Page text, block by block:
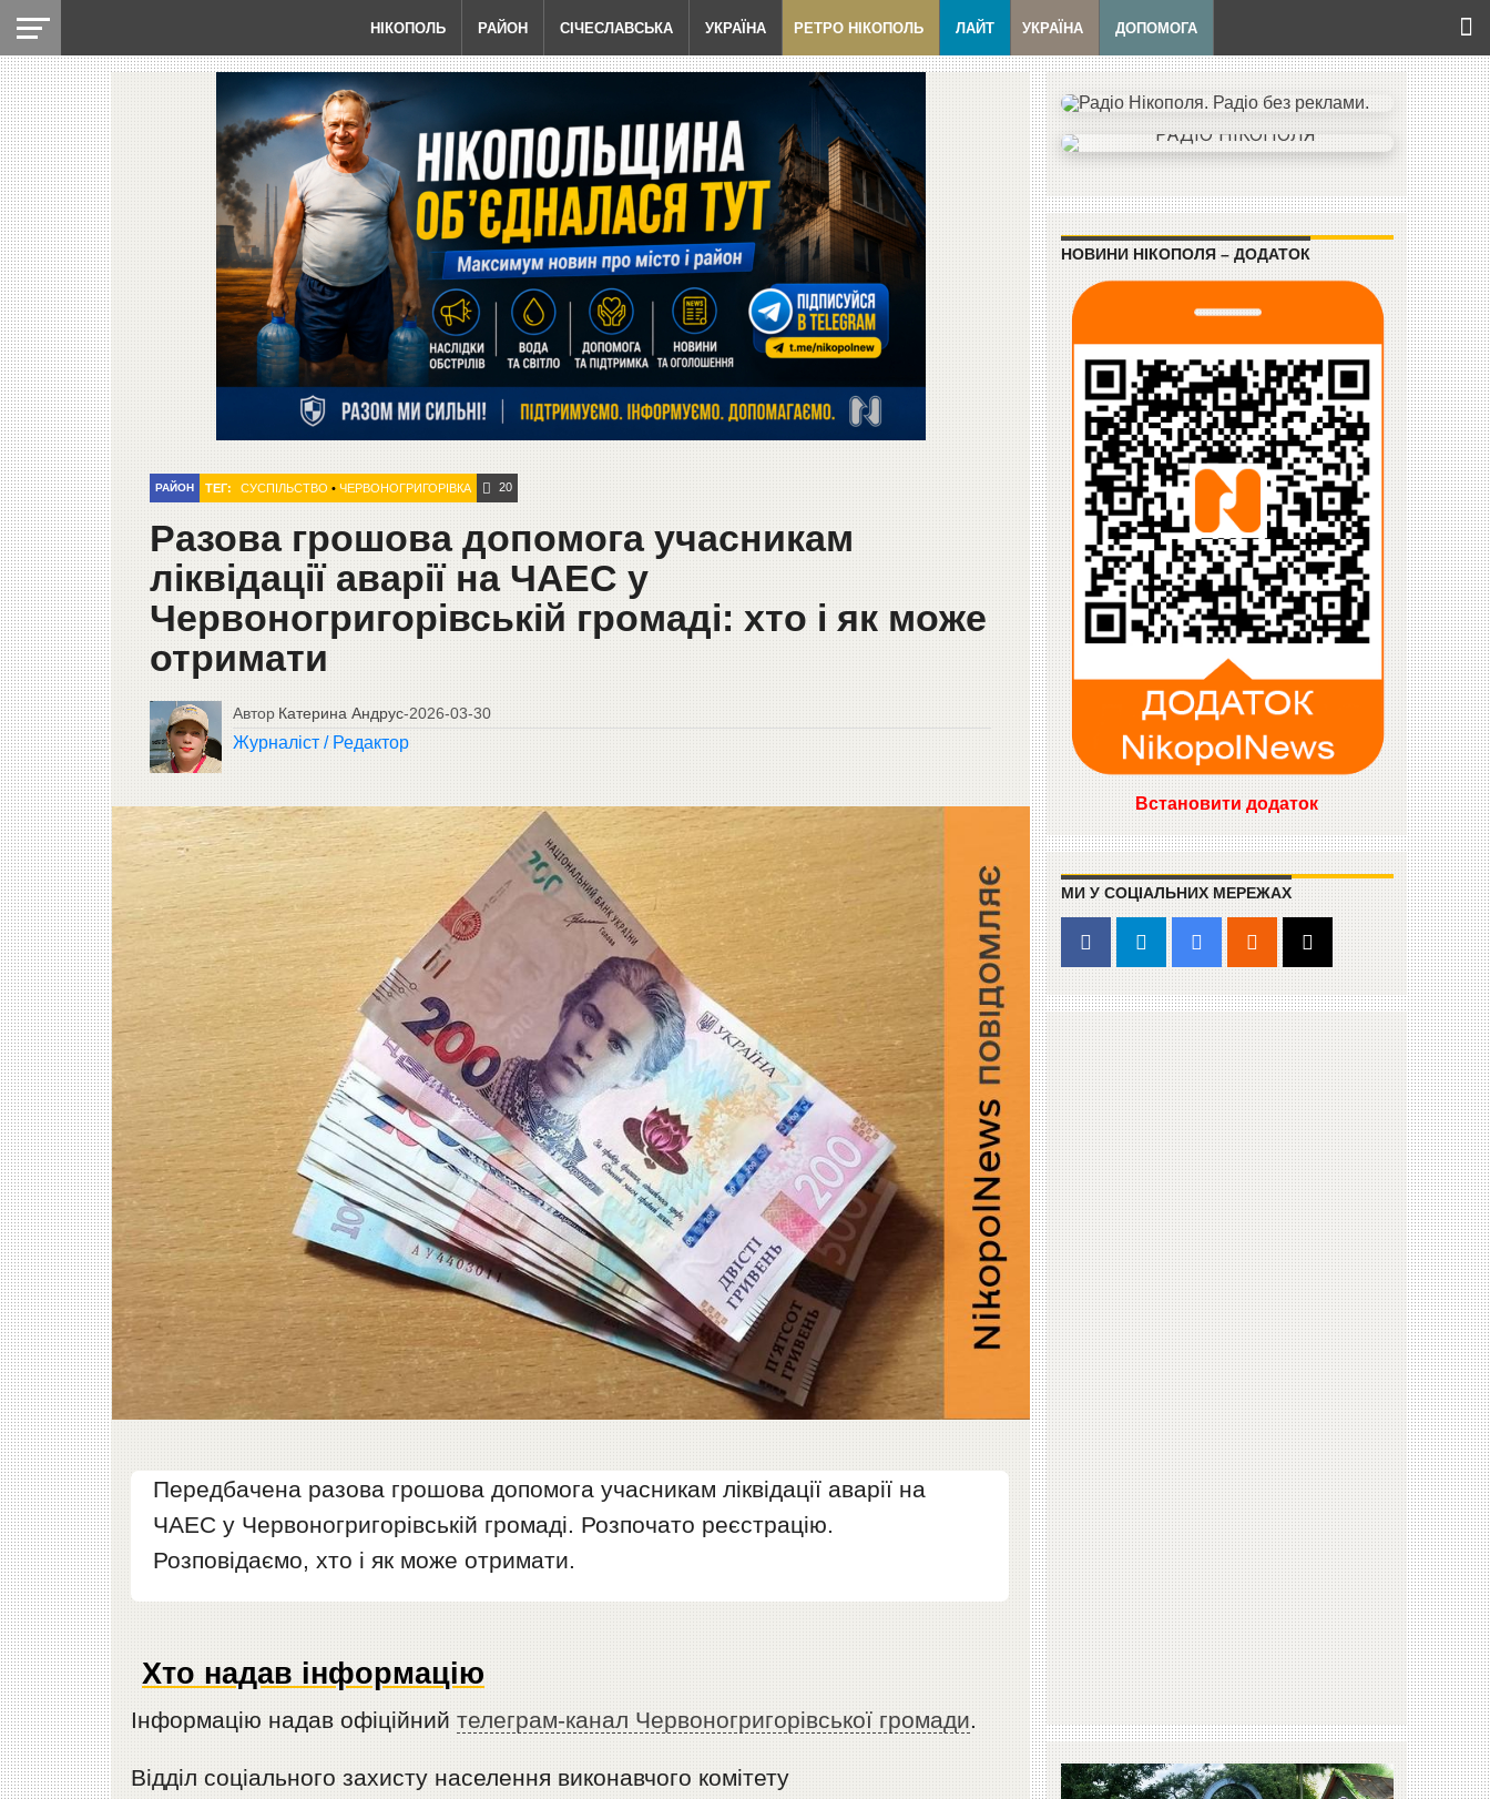
НІКОПОЛЬ РАЙОН СІЧЕСЛАВСЬКА УКРАЇНА РЕТРО НІКОПОЛЬ ЛАЙТ УКРАЇНА ДОПОМОГА
РАЙОН ТЕГ: СУСПІЛЬСТВО • ЧЕРВОНОГРИГОРІВКА 20
Разова грошова допомога учасникам
ліквідації аварії на ЧАЕС у
Червоногригорівській громаді: хто і як може
отримати
Автор Катерина Андрус-2026-03-30
Журналіст / Редактор
Передбачена разова грошова допомога учасникам ліквідації аварії на
ЧАЕС у Червоногригорівській громаді. Розпочато реєстрацію.
Розповідаємо, хто і як може отримати.
Хто надав інформацію
Інформацію надав офіційнийтелеграм-канал Червоногригорівської громади.
Відділ соціального захисту населення виконавчого комітету
НОВИНИ НІКОПОЛЯ – ДОДАТОК
Встановити додаток
МИ У СОЦІАЛЬНИХ МЕРЕЖАХ